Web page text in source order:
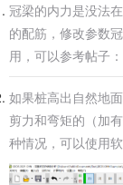
冠梁的内力是没法
的配筋，修改参数
用，可以参考帖子：
如果桩高出自然地
剪力和弯矩的（加
种情况，可以使用